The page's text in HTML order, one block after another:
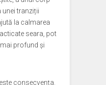
unei tranziții
la calmarea
seara, pot
profund și
consecvența.